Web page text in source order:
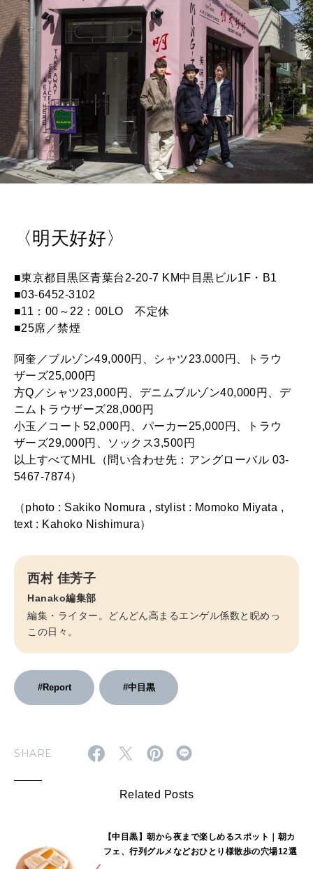
〈明天好好〉
■東京都目黒区青葉台2-20-7 KM中目黒ビル1F・B1
■03-6452-3102
■11：00～22：00LO 不定休
■25席／禁煙
阿奎／ブルゾン49,000円、シャツ23.000円、トラウ
ザーズ25,000円
方Q／シャツ23,000円、デニムブルゾン40,000円、デ
ニムトラウザーズ28,000円
小玉／コート52,000円、パーカー25,000円、トラウ
ザーズ29,000円、ソックス3,500円
以上すべてMHL（問い合わせ先：アングローバル 03-
5467-7874）
（photo : Sakiko Nomura , stylist : Momoko Miyata ,
text : Kahoko Nishimura）
西村 佳芳子
Hanako編集部
編集・ライター。どんどん高まるエンゲル係数と睨めっ
この日々。
#Report #中目黒
SHARE
Related Posts
【中目黒】朝から夜まで楽しめるスポット｜朝カ
フェ、行列グルメなどおひとり様散歩の穴場12選